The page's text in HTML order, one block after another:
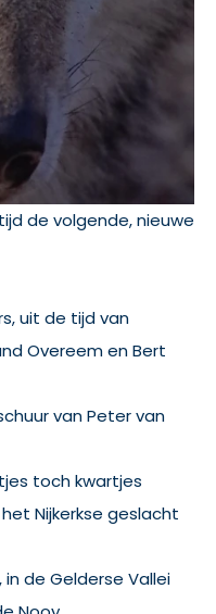
de volgende, nieuwe
uit de tijd van
Overeem en Bert
van Peter van
toch kwartjes
Nijkerkse geslacht
de Gelderse Vallei